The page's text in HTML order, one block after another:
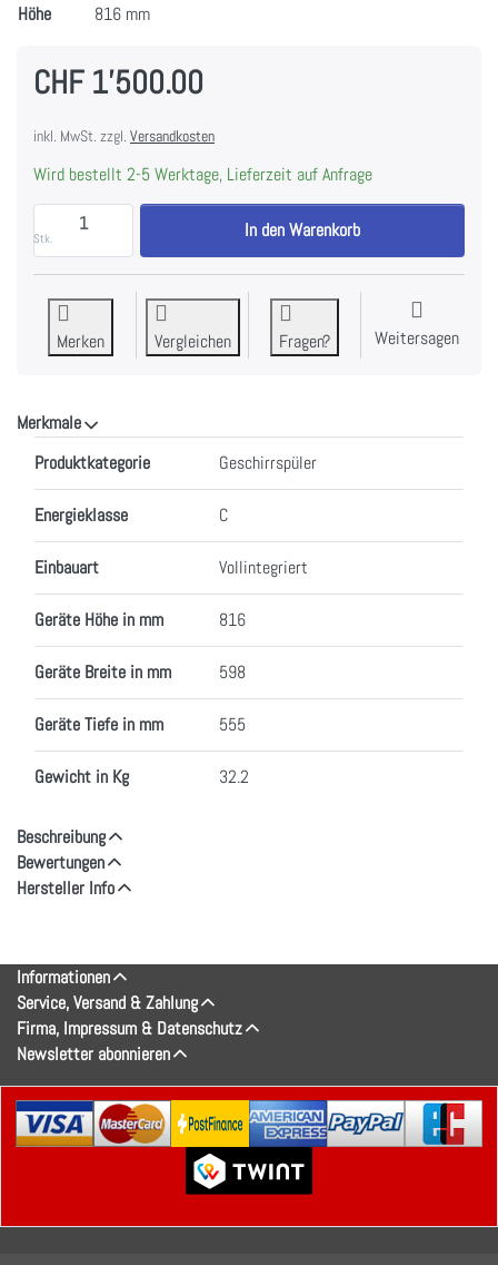
Höhe
816 mm
CHF 1'500.00
inkl. MwSt. zzgl. Versandkosten
Wird bestellt 2-5 Werktage, Lieferzeit auf Anfrage
Stk.
HISENSE HV16C Geschirrspüler vollintegriert HI6 zu
In den Warenkorb
Merken Vergleichen Fragen? Weitersagen
Merkmale
Produktkategorie Geschirrspüler
Energieklasse C
Einbauart Vollintegriert
Geräte Höhe in mm 816
Geräte Breite in mm 598
Geräte Tiefe in mm 555
Gewicht in Kg 32.2
Beschreibung
Bewertungen
Hersteller Info
Informationen
Service, Versand & Zahlung
Firma, Impressum & Datenschutz
Newsletter abonnieren